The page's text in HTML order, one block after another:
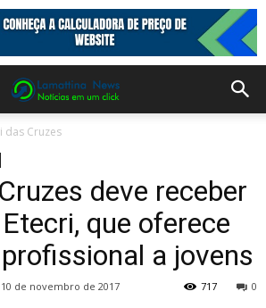
das Cruzes
deve receber
que oferece
a jovens
10 de novembro de 2017 0
717